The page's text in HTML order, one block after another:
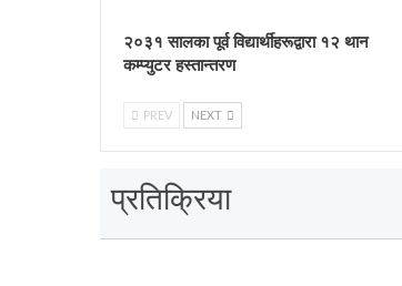
२०३१ सालका पूर्व विद्यार्थीहरूद्वारा १२ थान
कम्प्युटर हस्तान्तरण
PREV NEXT
प्रतिक्रिया